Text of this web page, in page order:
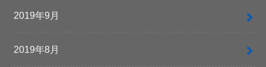
2019年9月
2019年8月